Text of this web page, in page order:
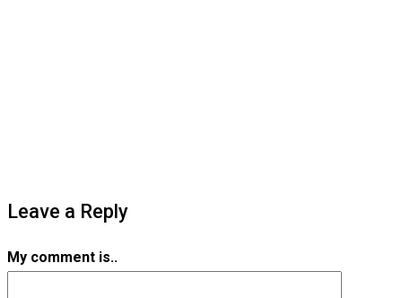
Leave a Reply
My comment is..